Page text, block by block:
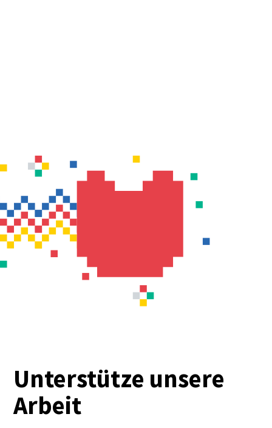
Unterstütze unsere
Arbeit